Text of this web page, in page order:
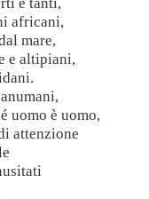
e tanti,
africani,
mare,
e altipiani,
uomo è uomo,
attenzione